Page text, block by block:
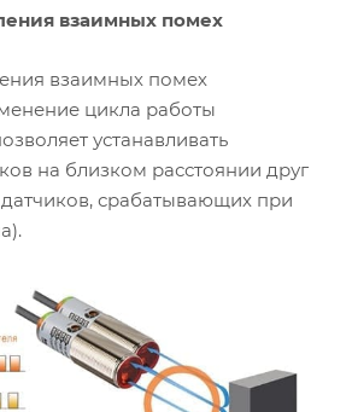
взаимных помех
взаимных помех
цикла работы
устанавливать
на близком расстоянии друг
срабатывающих при